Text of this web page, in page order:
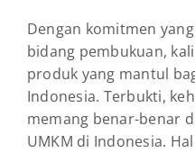
Dengan komitmen
bidang pembukuan,
produk yang mantul
Indonesia. Terbukti,
memang benar-benar
UMKM di Indonesia.